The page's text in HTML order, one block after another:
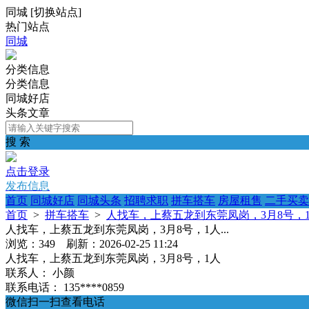
同城 [切换站点]
热门站点
同城
分类信息
分类信息
同城好店
头条文章
搜 索
点击登录
发布信息
首页 同城好店 同城头条 招聘求职 拼车搭车 房屋租售 二手买卖
首页 > 拼车搭车 >
人找车，上蔡五龙到东莞凤岗，3月8号，
人找车，上蔡五龙到东莞凤岗，3月8号，1人...
浏览：349 刷新：2026-02-25 11:24
人找车，上蔡五龙到东莞凤岗，3月8号，1人
联系人：
小颜
联系电话：
135****0859
微信扫一扫查看电话